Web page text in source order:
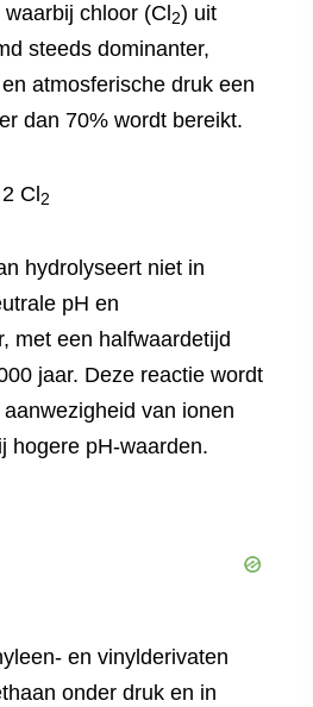
chloor (Cl 2) uit
steeds dominanter,
atmosferische druk een
dan 70% wordt bereikt.
Cl 2
hydrolyseert niet in
pH en
met een halfwaardetijd
jaar. Deze reactie wordt
van ionen
hogere pH-waarden.
en vinylderivaten
onder druk en in